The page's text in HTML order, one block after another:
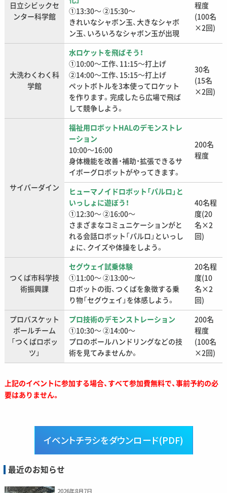
日立シビックセ
ンター科学館
①13:30～ ②15:30～
きれいなシャボン玉、大きなシャボ
ン玉、いろいろなシャボン玉が出現
程度
(100名
×2回)
大洗わくわく科
学館
水ロケットを飛ばそう！
①10:00～工作、11:15～打上げ
②14:00～工作、15:15～打上げ
ペットボトルを3本使ってロケット
を作ります。完成したら広場で飛ば
して競争しよう。
30名
(15名
×2回)
サイバーダイン
福祉用ロボットHALのデモンストレ
ーション
10:00～16:00
身体機能を改善・補助・拡張できるサ
イボーグロボットがやってきます。
200名
程度
ヒューマノイドロボット「パルロ」と
いっしょに遊ぼう！
①12:30～ ②16:00～
さまざまなコミュニケーションがと
れる会話ロボット「パルロ」といっし
ょに、クイズや体操をしよう。
40名程
度(20
名×2
回)
つくば市科学技
術振興課
セグウェイ試乗体験
①11:00～ ②13:00～
ロボットの街、つくばを象徴する乗
り物「セグウェイ」を体感しよう。
20名程
度(10
名×2
回)
プロバスケット
ボールチーム
「つくばロボッ
ツ」
プロ技術のデモンストレーション
①10:30～ ②14:00～
プロのボールハンドリングなどの技
術を見てみませんか。
200名
程度
(100名
×2回)
上記のイベントに参加する場合、すべて参加費無料で、事前予約の必
要はありません。
イベントチラシをダウンロード(PDF)
最近のお知らせ
2026年8月7日